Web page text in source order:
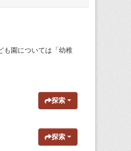
も園については「幼稚
探索
探索